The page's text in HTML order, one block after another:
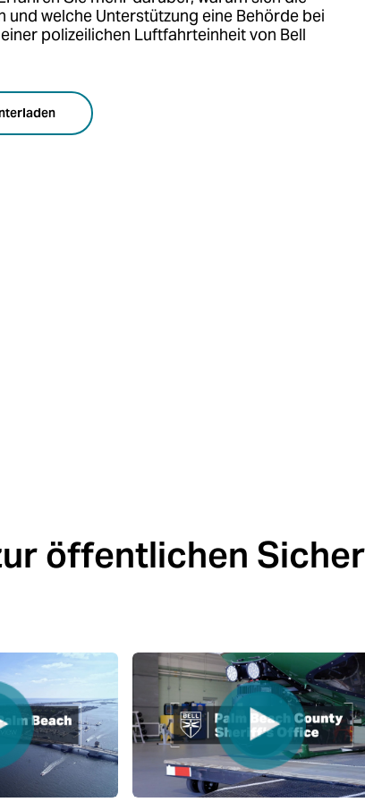
und welche Unterstützung eine Behörde bei
polizeilichen Luftfahrteinheit von Bell
öffentlichen